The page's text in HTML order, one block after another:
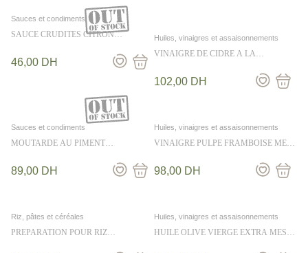
Sauces et condiments
SAUCE CRUDITES CITRON
46,00 DH
Huiles, vinaigres et assaisonnements
VINAIGRE DE CIDRE A LA
102,00 DH
Sauces et condiments
MOUTARDE AU PIMENT
89,00 DH
Huiles, vinaigres et assaisonnements
VINAIGRE PULPE FRAMBOISE MES
98,00 DH
Riz, pâtes et céréales
PREPARATION POUR RIZ
Huiles, vinaigres et assaisonnements
HUILE OLIVE VIERGE EXTRA MES